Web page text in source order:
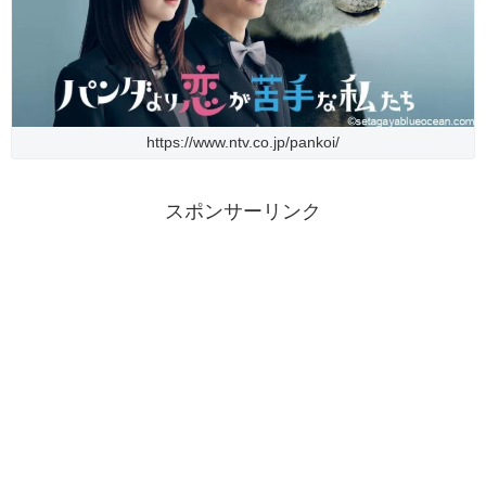
https://www.ntv.co.jp/pankoi/
スポンサーリンク